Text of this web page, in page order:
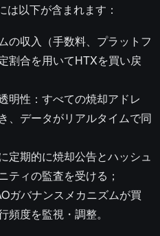
は以下が含まれます：
の収入（手数料、プラットフ
割合を用いてHTXを買い戻
明性：すべての焼却アドレ
、データがリアルタイムで同
定期的に焼却公告とハッシュ
ティの監査を受ける；
ガバナンスメカニズムが買
頻度を監視・調整。